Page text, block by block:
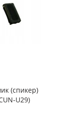
(спикер)
U29)